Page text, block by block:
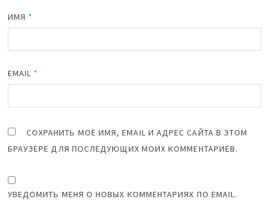
ИМЯ *
EMAIL *
СОХРАНИТЬ МОЁ ИМЯ, EMAIL И АДРЕС САЙТА В ЭТОМ
БРАУЗЕРЕ ДЛЯ ПОСЛЕДУЮЩИХ МОИХ КОММЕНТАРИЕВ.
УВЕДОМИТЬ МЕНЯ О НОВЫХ КОММЕНТАРИЯХ ПО EMAIL.